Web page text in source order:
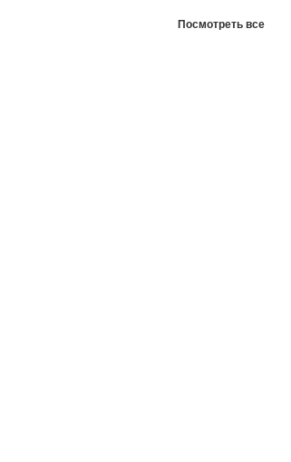
Посмотреть все